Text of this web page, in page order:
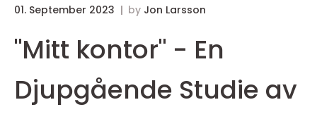
01. September 2023 by Jon Larsson
"Mitt kontor" - En
Djupgående Studie av